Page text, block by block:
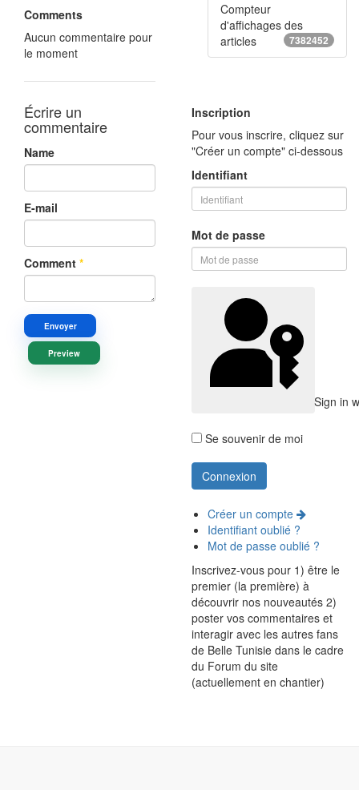
Comments
Aucun commentaire pour
le moment
Écrire un
commentaire
Name
E-mail
Comment *
Envoyer
Preview
Compteur
d'affichages des
articles
7382452
Inscription
Pour vous inscrire, cliquez sur
"Créer un compte" ci-dessous
Identifiant
Mot de passe
Sign in
Se souvenir de moi
Créer un compte
Identifiant oublié ?
Mot de passe oublié ?
Inscrivez-vous pour 1) être le
premier (la première) à
découvrir nos nouveautés 2)
poster vos commentaires et
interagir avec les autres fans
de Belle Tunisie dans le cadre
du Forum du site
(actuellement en chantier)